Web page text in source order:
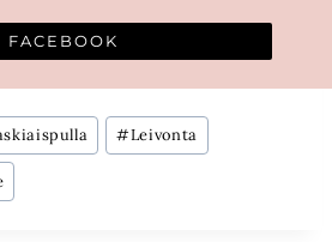
FACEBOOK
#Leivonta